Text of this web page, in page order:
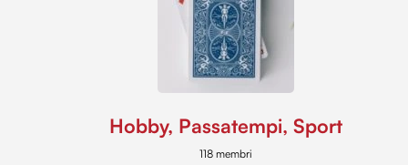
Hobby, Passatempi, Sport
118 membri